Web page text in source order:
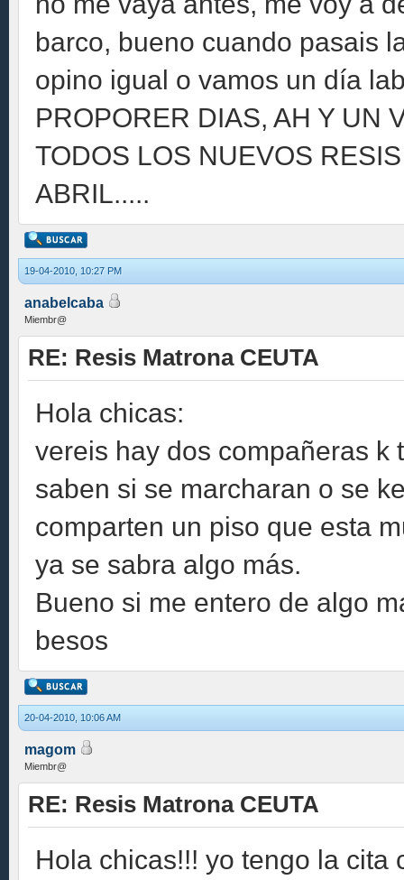
barco, bueno cuando pasais
opino igual o vamos un día
PROPORER DIAS, AH Y UN
TODOS LOS NUEVOS
ABRIL.....
19-04-2010, 10:27 PM
anabelcaba
Miembr@
RE: Resis Matrona CEUTA
Hola chicas:
vereis hay dos compañeras k
saben si se marcharan o se
comparten un piso que esta
ya se sabra algo más.
Bueno si me entero de algo
besos
20-04-2010, 10:06 AM
magom
Miembr@
RE: Resis Matrona CEUTA
Hola chicas!!! yo tengo la